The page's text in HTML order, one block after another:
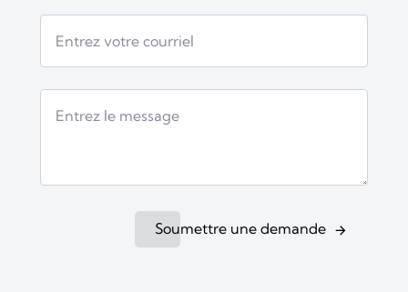
Soumettre une demande